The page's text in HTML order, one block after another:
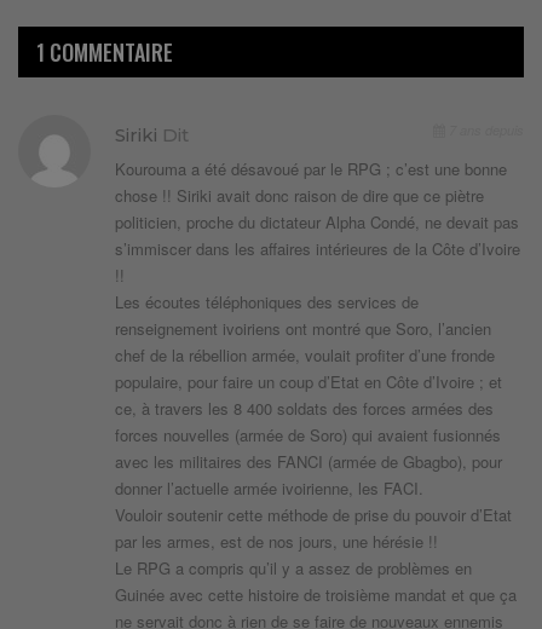
1 COMMENTAIRE
Siriki Dit
Kourouma a été désavoué par le RPG ; c’est une bonne
chose !! Siriki avait donc raison de dire que ce piètre
politicien, proche du dictateur Alpha Condé, ne devait pas
s’immiscer dans les affaires intérieures de la Côte d’Ivoire
!!
Les écoutes téléphoniques des services de
renseignement ivoiriens ont montré que Soro, l’ancien
chef de la rébellion armée, voulait profiter d’une fronde
populaire, pour faire un coup d’Etat en Côte d’Ivoire ; et
ce, à travers les 8 400 soldats des forces armées des
forces nouvelles (armée de Soro) qui avaient fusionnés
avec les militaires des FANCI (armée de Gbagbo), pour
donner l’actuelle armée ivoirienne, les FACI.
Vouloir soutenir cette méthode de prise du pouvoir d’Etat
par les armes, est de nos jours, une hérésie !!
Le RPG a compris qu’il y a assez de problèmes en
Guinée avec cette histoire de troisième mandat et que ça
ne servait donc à rien de se faire de nouveaux ennemis